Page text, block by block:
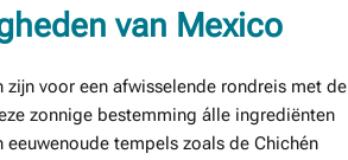
van Mexico
voor een afwisselende rondreis met de
zonnige bestemming álle ingrediënten
tempels zoals de Chichén